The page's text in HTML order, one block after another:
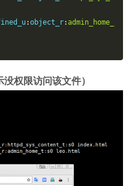
:object_r:admin_home_
权限访问该文件）